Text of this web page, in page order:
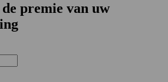
premie van uw